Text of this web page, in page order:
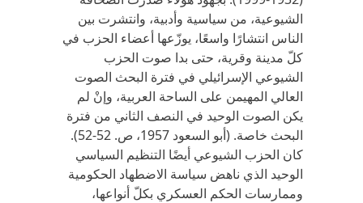
الشيوعية، من سياسية وأدبية، وانتشرت بين
الناس انتشارًا واسعًا، يوزّعها أعضاء الحزب في
كلّ مدينة وقرية، حتى بدا صوت الحزب
الشيوعي الإسرائيلي في فترة البحث الصوت
العالي المهيمن على الساحة العربية، وإنْ لم
يكن الصوت الوحيد في النصف الثاني من فترة
البحث خاصة. (أبو السعود 1957، ص. 52-52).
كان الحزب الشيوعي أيضًا التنظيم السياسي
الوحيد الذي ناهض سياسة الاضطهاد الحكومية
وممارسات الحكم العسكري بكلّ أنواعها،